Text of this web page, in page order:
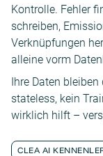
Kontrolle. Fehler
schreiben,
Verknüpfungen
alleine vorm
Ihre Daten
stateless, kein
wirklich hilft –
CLEA AI